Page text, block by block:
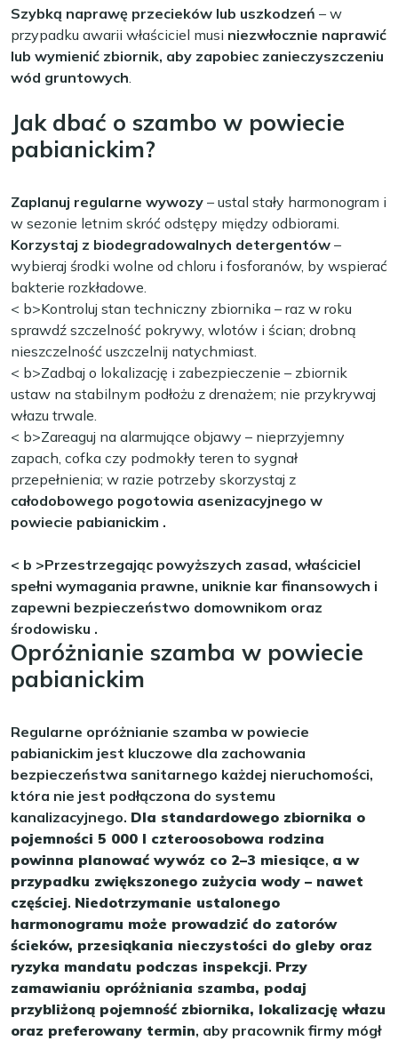
Szybką naprawę przecieków lub uszkodzeń – w
przypadku awarii właściciel musi niezwłocznie naprawić
lub wymienić zbiornik, aby zapobiec zanieczyszczeniu
wód gruntowych.
Jak dbać o szambo w powiecie
pabianickim?
Zaplanuj regularne wywozy – ustal stały harmonogram i
w sezonie letnim skróć odstępy między odbiorami.
Korzystaj z biodegradowalnych detergentów –
wybieraj środki wolne od chloru i fosforanów, by wspierać
bakterie rozkładowe.
< b>Kontroluj stan techniczny zbiornika – raz w roku
sprawdź szczelność pokrywy, wlotów i ścian; drobną
nieszczelność uszczelnij natychmiast.
< b>Zadbaj o lokalizację i zabezpieczenie – zbiornik
ustaw na stabilnym podłożu z drenażem; nie przykrywaj
włazu trwale.
< b>Zareaguj na alarmujące objawy – nieprzyjemny
zapach, cofka czy podmokły teren to sygnał
przepełnienia; w razie potrzeby skorzystaj z
całodobowego pogotowia asenizacyjnego w
powiecie pabianickim .
< b >Przestrzegając powyższych zasad, właściciel
spełni wymagania prawne, uniknie kar finansowych i
zapewni bezpieczeństwo domownikom oraz
środowisku .
Opróżnianie szamba w powiecie
pabianickim
Regularne opróżnianie szamba w powiecie
pabianickim jest kluczowe dla zachowania
bezpieczeństwa sanitarnego każdej nieruchomości,
która nie jest podłączona do systemu
kanalizacyjnego. Dla standardowego zbiornika o
pojemności 5 000 l czteroosobowa rodzina
powinna planować wywóz co 2–3 miesiące, a w
przypadku zwiększonego zużycia wody – nawet
częściej. Niedotrzymanie ustalonego
harmonogramu może prowadzić do zatorów
ścieków, przesiąkania nieczystości do gleby oraz
ryzyka mandatu podczas inspekcji. Przy
zamawianiu opróżniania szamba, podaj
przybliżoną pojemność zbiornika, lokalizację włazu
oraz preferowany termin, aby pracownik firmy mógł